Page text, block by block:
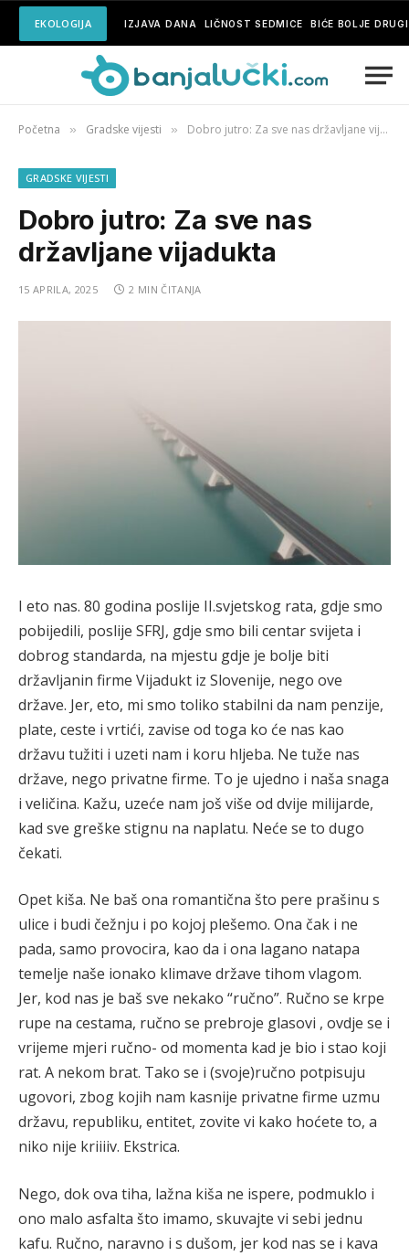
EKOLOGIJA IZJAVA DANA LIČNOST SEDMICE BIĆE BOLJE
Početna » Gradske vijesti » Dobro jutro: Za sve nas državljane vijadukta
GRADSKE VIJESTI
Dobro jutro: Za sve nas
državljane vijadukta
15 APRILA, 2025 2 MIN ČITANJA
I eto nas. 80 godina poslije II.svjetskog rata, gdje smo
pobijedili, poslije SFRJ, gdje smo bili centar svijeta i
dobrog standarda, na mjestu gdje je bolje biti
državljanin firme Vijadukt iz Slovenije, nego ove
države. Jer, eto, mi smo toliko stabilni da nam penzije,
plate, ceste i vrtići, zavise od toga ko će nas kao
državu tužiti i uzeti nam i koru hljeba. Ne tuže nas
države, nego privatne firme. To je ujedno i naša snaga
i veličina. Kažu, uzeće nam još više od dvije milijarde,
kad sve greške stignu na naplatu. Neće se to dugo
čekati.
Opet kiša. Ne baš ona romantična što pere prašinu s
ulice i budi čežnju i po kojoj plešemo. Ona čak i ne
pada, samo provocira, kao da i ona lagano natapa
temelje naše ionako klimave države tihom vlagom.
Jer, kod nas je baš sve nekako “ručno”. Ručno se krpe
rupe na cestama, ručno se prebroje glasovi , ovdje se i
vrijeme mjeri ručno- od momenta kad je bio i stao koji
rat. A nekom brat. Tako se i (svoje)ručno potpisuju
ugovori, zbog kojih nam kasnije privatne firme uzmu
državu, republiku, entitet, zovite vi kako hoćete to, a
niko nije kriiiiv. Ekstrica.
Nego, dok ova tiha, lažna kiša ne ispere, podmuklo i
ono malo asfalta što imamo, skuvajte vi sebi jednu
kafu. Ručno, naravno i s dušom, jer kod nas se i kava